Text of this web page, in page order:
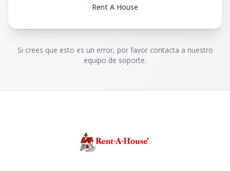
Rent A House
Si crees que esto es un error, por favor contacta a nuestro
equipo de soporte.